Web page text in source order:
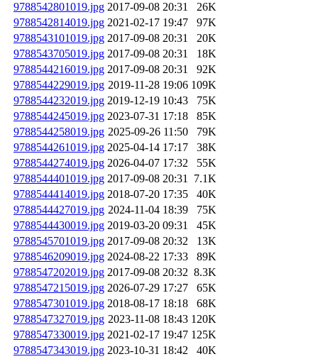
9788542801019.jpg 2017-09-08 20:31
26K
9788542814019.jpg 2021-02-17 19:47
97K
9788543101019.jpg 2017-09-08 20:31
20K
9788543705019.jpg 2017-09-08 20:31
18K
9788544216019.jpg 2017-09-08 20:31
92K
9788544229019.jpg 2019-11-28 19:06 109K
9788544232019.jpg 2019-12-19 10:43
75K
9788544245019.jpg 2023-07-31 17:18
85K
9788544258019.jpg 2025-09-26 11:50
79K
9788544261019.jpg 2025-04-14 17:17
38K
9788544274019.jpg 2026-04-07 17:32
55K
9788544401019.jpg 2017-09-08 20:31 7.1K
9788544414019.jpg 2018-07-20 17:35
40K
9788544427019.jpg 2024-11-04 18:39
75K
9788544430019.jpg 2019-03-20 09:31
45K
9788545701019.jpg 2017-09-08 20:32
13K
9788546209019.jpg 2024-08-22 17:33
89K
9788547202019.jpg 2017-09-08 20:32 8.3K
9788547215019.jpg 2026-07-29 17:27
65K
9788547301019.jpg 2018-08-17 18:18
68K
9788547327019.jpg 2023-11-08 18:43 120K
9788547330019.jpg 2021-02-17 19:47 125K
9788547343019.jpg 2023-10-31 18:42
40K